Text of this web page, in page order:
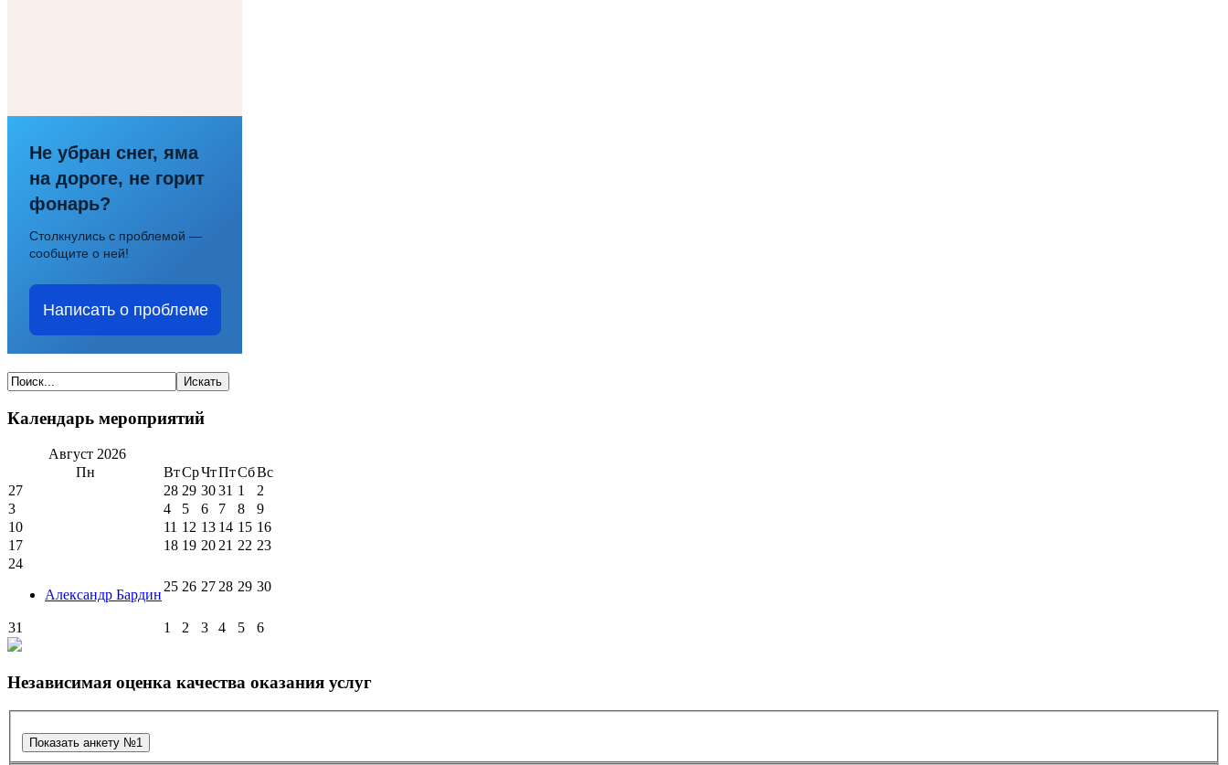
Не убран снег, яма
на дороге, не горит
фонарь?
Столкнулись с проблемой —
сообщите о ней!
Написать о проблеме
Календарь мероприятий
Август 2026
Пн
ВтСрЧтПтСбВс
27
28 29 3031 1
2
3
4 5 6 7 8
9
10
11 12 13 14 15 16
17
18 19 20 21 22 23
24
Александр Бардин
25 26 27 28 29 30
31 1 2 3 4 5 6
Независимая оценка качества оказания услуг